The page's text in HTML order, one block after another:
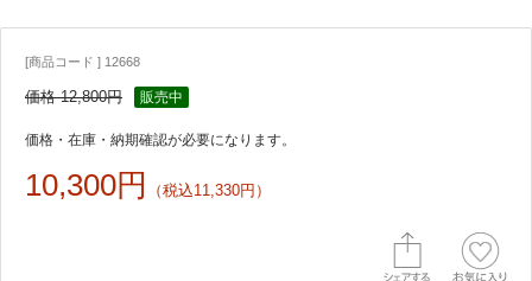
[商品コード ] 12668
価格 12,800円 販売中
価格・在庫・納期確認が必要になります。
10,300円 （税込11,330円）